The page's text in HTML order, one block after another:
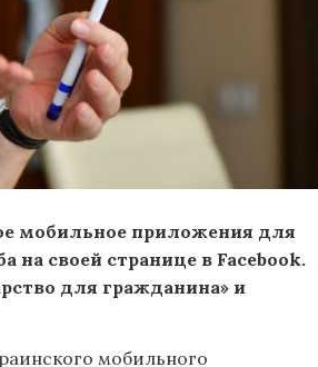
мобильное приложения для
своей странице в Facebook.
для гражданина» и
мобильного